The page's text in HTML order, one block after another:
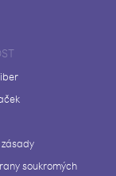
soukromých